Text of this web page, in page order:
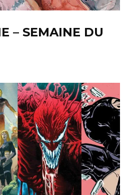
– SEMAINE DU